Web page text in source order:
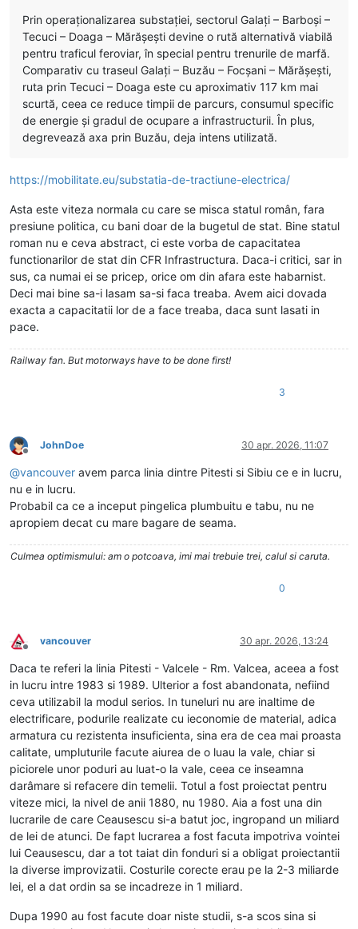
Prin operaționalizarea substației, sectorul Galați – Barboși –
Tecuci – Doaga – Mărășești devine o rută alternativă viabilă
pentru traficul feroviar, în special pentru trenurile de marfă.
Comparativ cu traseul Galați – Buzău – Focșani – Mărășești,
ruta prin Tecuci – Doaga este cu aproximativ 117 km mai
scurtă, ceea ce reduce timpii de parcurs, consumul specific
de energie și gradul de ocupare a infrastructurii. În plus,
degrevează axa prin Buzău, deja intens utilizată.
https://mobilitate.eu/substatia-de-tractiune-electrica/
Asta este viteza normala cu care se misca statul român, fara
presiune politica, cu bani doar de la bugetul de stat. Bine statul
roman nu e ceva abstract, ci este vorba de capacitatea
functionarilor de stat din CFR Infrastructura. Daca-i critici, sar in
sus, ca numai ei se pricep, orice om din afara este habarnist.
Deci mai bine sa-i lasam sa-si faca treaba. Avem aici dovada
exacta a capacitatii lor de a face treaba, daca sunt lasati in
pace.
Railway fan. But motorways have to be done first!
3
Deconectat
JohnDoe 30 apr. 2026, 11:07
@vancouver avem parca linia dintre Pitesti si Sibiu ce e in lucru,
nu e in lucru.
Probabil ca ce a inceput pingelica plumbuitu e tabu, nu ne
apropiem decat cu mare bagare de seama.
Culmea optimismului: am o potcoava, imi mai trebuie trei, calul si caruta.
0
Deconectat
vancouver 30 apr. 2026, 13:24
Daca te referi la linia Pitesti - Valcele - Rm. Valcea, aceea a fost
in lucru intre 1983 si 1989. Ulterior a fost abandonata, nefiind
ceva utilizabil la modul serios. In tuneluri nu are inaltime de
electrificare, podurile realizate cu ieconomie de material, adica
armatura cu rezistenta insuficienta, sina era de cea mai proasta
calitate, umpluturile facute aiurea de o luau la vale, chiar si
piciorele unor poduri au luat-o la vale, ceea ce inseamna
darâmare si refacere din temelii. Totul a fost proiectat pentru
viteze mici, la nivel de anii 1880, nu 1980. Aia a fost una din
lucrarile de care Ceausescu si-a batut joc, ingropand un miliard
de lei de atunci. De fapt lucrarea a fost facuta impotriva vointei
lui Ceausescu, dar a tot taiat din fonduri si a obligat proiectantii
la diverse improvizatii. Costurile corecte erau pe la 2-3 miliarde
lei, el a dat ordin sa se incadreze in 1 miliard.
Dupa 1990 au fost facute doar niste studii, s-a scos sina si